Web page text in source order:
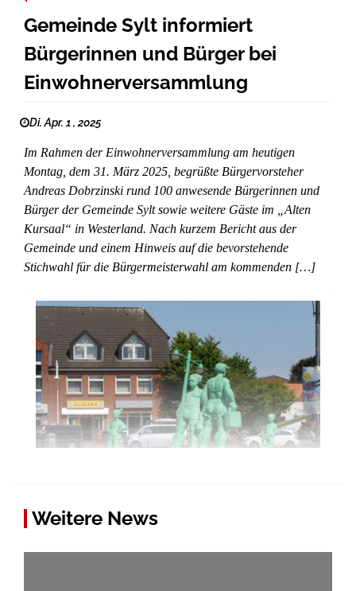
Gemeinde Sylt informiert
Bürgerinnen und Bürger bei
Einwohnerversammlung
Di. Apr. 1 , 2025
Im Rahmen der Einwohnerversammlung am heutigen
Montag, dem 31. März 2025, begrüßte Bürgervorsteher
Andreas Dobrzinski rund 100 anwesende Bürgerinnen und
Bürger der Gemeinde Sylt sowie weitere Gäste im „Alten
Kursaal“ in Westerland. Nach kurzem Bericht aus der
Gemeinde und einem Hinweis auf die bevorstehende
Stichwahl für die Bürgermeisterwahl am kommenden […]
Weitere News